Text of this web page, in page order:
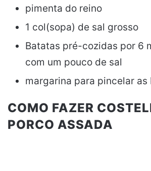
pimenta do reino
1 col(sopa) de sal grosso
Batatas pré-cozidas por 6
com um pouco de sal
margarina para pincelar as
COMO FAZER
PORCO ASSADA